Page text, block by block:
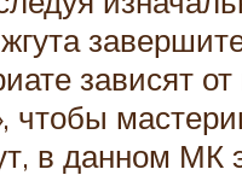
зависят
чтобы
в данном МК